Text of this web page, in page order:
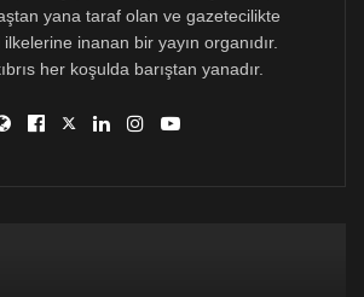
yana taraf olan ve gazetecilikte
inanan bir yayın organıdır.
her koşulda barıştan yanadır.